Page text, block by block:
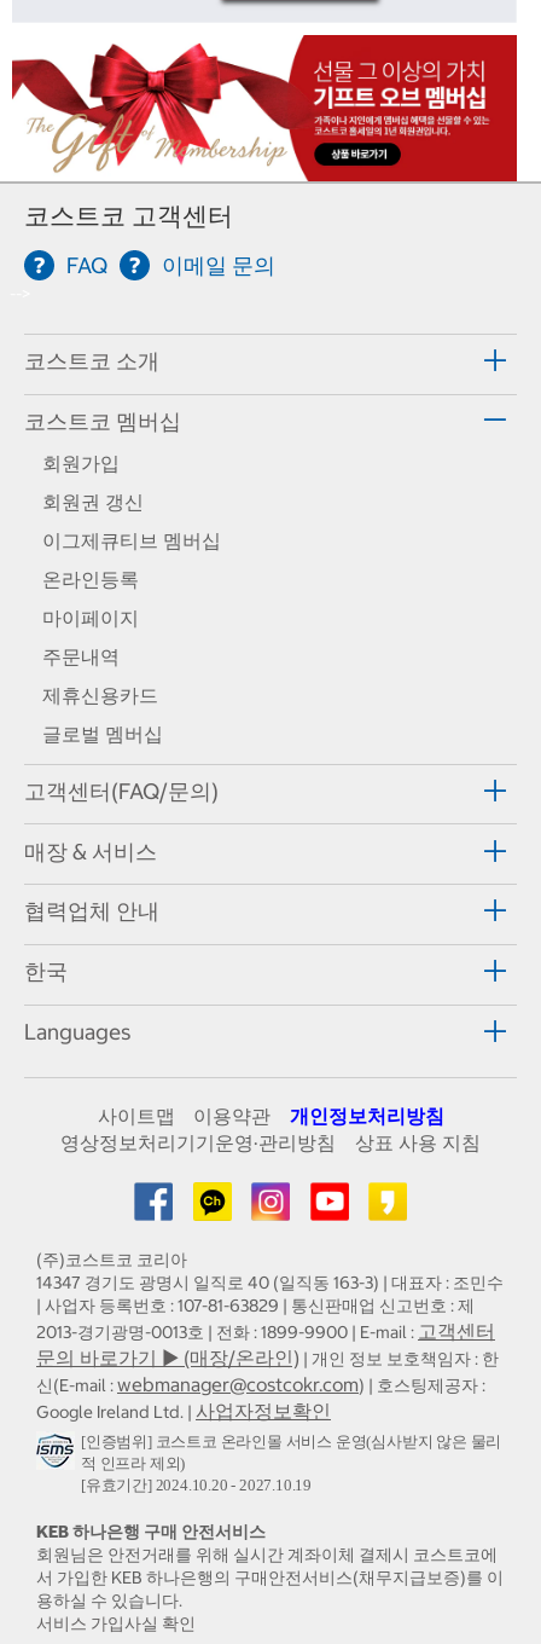
코스트코 고객센터
FAQ 이메일 문의
코스트코 소개
코스트코 멤버십
회원가입
회원권 갱신
이그제큐티브 멤버십
온라인등록
마이페이지
주문내역
제휴신용카드
글로벌 멤버십
고객센터(FAQ/문의)
매장 & 서비스
협력업체 안내
한국
Languages
사이트맵 이용약관
개인정보처리방침
영상정보처리기기운영·관리방침
상표 사용 지침
(주)코스트코 코리아
14347 경기도 광명시 일직로 40 (일직동 163-3) | 대표자 : 조민수
| 사업자 등록번호 : 107-81-63829 | 통신판매업 신고번호 : 제
2013-경기광명-0013호 | 전화 : 1899-9900 | E-mail : 고객센터
문의 바로가기 ▶ (매장/온라인) | 개인 정보 보호책임자 : 한
신(E-mail :webmanager@costcokr.com) | 호스팅제공자 :
Google Ireland Ltd. | 사업자정보확인
[인증범위] 코스트코 온라인몰 서비스 운영(심사받지 않은 물리
적 인프라 제외)
[유효기간] 2024.10.20 - 2027.10.19
KEB 하나은행 구매 안전서비스
회원님은 안전거래를 위해 실시간 계좌이체 결제시 코스트코에
서 가입한 KEB 하나은행의 구매안전서비스(채무지급보증)를 이
용하실 수 있습니다.
서비스 가입사실 확인